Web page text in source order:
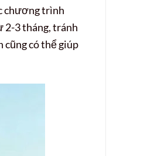
chương trình
2-3 tháng, tránh
cũng có thể giúp